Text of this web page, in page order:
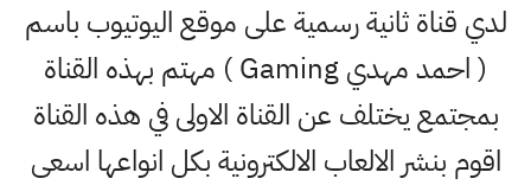
لدي قناة ثانية رسمية على موقع اليوتيوب باسم
( احمد مهدي Gaming ) مهتم بهذه القناة
بمجتمع يختلف عن القناة الاولى في هذه القناة
اقوم بنشر الالعاب الالكترونية بكل انواعها اسعى